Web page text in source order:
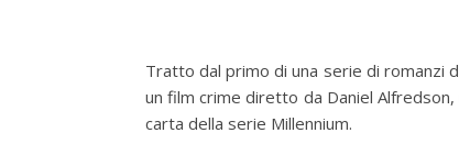
Tratto dal primo di una serie di
un film crime diretto da Daniel
carta della serie Millennium.